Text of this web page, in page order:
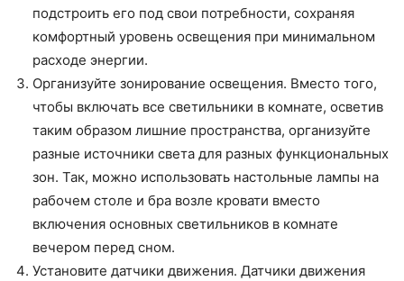
подстроить его под свои потребности, сохраняя
комфортный уровень освещения при минимальном
расходе энергии.
Организуйте зонирование освещения. Вместо того,
чтобы включать все светильники в комнате, осветив
таким образом лишние пространства, организуйте
разные источники света для разных функциональных
зон. Так, можно использовать настольные лампы на
рабочем столе и бра возле кровати вместо
включения основных светильников в комнате
вечером перед сном.
Установите датчики движения. Датчики движения